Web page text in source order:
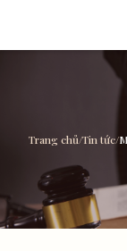
Trang chủ/Tin tức/